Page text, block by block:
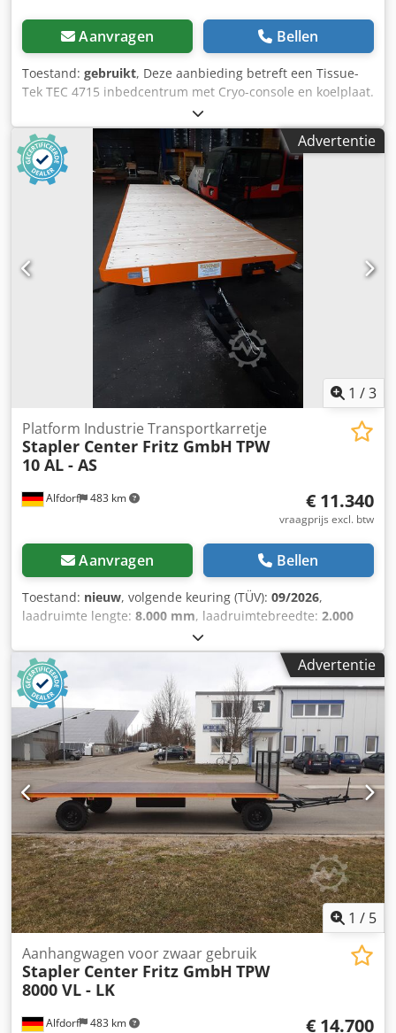
Aanvragen Bellen
Toestand: gebruikt, Deze aanbieding betreft een Tissue-
Tek TEC 4715 inbedcentrum met Cryo-console en koelplaat.
Advertentie
1 /3
Alfdorf 483 km
Platform Industrie Transportkarretje
Stapler Center Fritz GmbH TPW
10 AL - AS
€ 11.340
vraagprijs excl. btw
Aanvragen Bellen
Toestand: nieuw, volgende keuring (TÜV): 09/2026,
laadruimte lengte: 8.000 mm, laadruimtebreedte: 2.000
540 mm
mm, bandenmaten:23x9-10, bandenconditie:100 %,
kleur:oranje
, Platform transportwagen
Laadvermogen 10.000 kg Lengte laadvlak 8.000 mm
Breedte laadvlak 2.000 mm Credpfx Aloit Twuowof Hoogte
laadvlak 540 mm Transportvloer 30 mm douglashout
verzonken geschroefd Aan elke langszijde 5 sjorogen
Lakwerk RAL 2000 Trekdissel met hoogteverstelling en
valbeveiliging Dubbelwerkend wielblok Superelastische
banden 23x9-10 met stalen velg en conisch lager Alle
wielen bestuurbaar Spoorbreedte en stuurstangen met
instelbare kogelkoppen
Advertentie
1 / 5
Alfdorf 483 km
Aanhangwagen voor zwaar gebruik
Stapler Center Fritz GmbH TPW
8000 VL - LK
€ 14.700